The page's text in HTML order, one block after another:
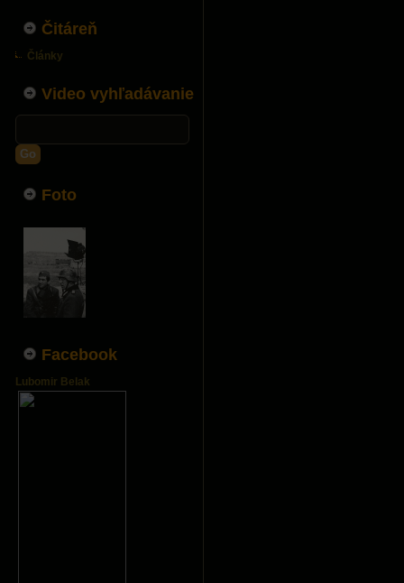
Čitáreň
Články
Video vyhľadávanie
Go
Foto
Facebook
Lubomir Belak